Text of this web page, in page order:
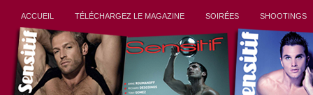
ACCUEIL TÉLÉCHARGEZ LE MAGAZINE SOIRÉES SHOOTINGS